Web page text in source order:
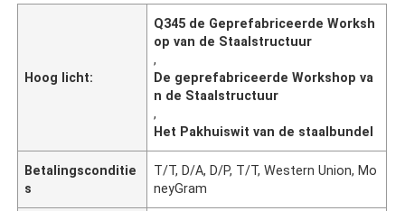
Hoog licht:
Q345 de Geprefabriceerde Worksh
op van de Staalstructuur
,
De geprefabriceerde Workshop va
n de Staalstructuur
,
Het Pakhuiswit van de staalbundel
Betalingsconditie
s
T/T, D/A, D/P, T/T, Western Union, Mo
neyGram